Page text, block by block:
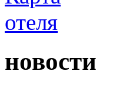
новости